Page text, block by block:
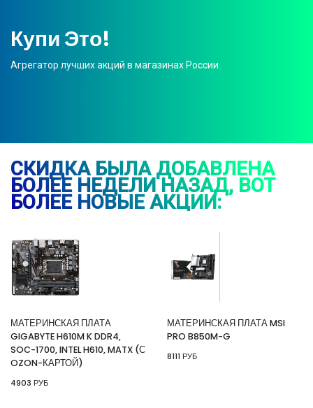
Купи Это!
Агрегатор лучших акций в магазинах России
СКИДКА БЫЛА ДОБАВЛЕНА
БОЛЕЕ НЕДЕЛИ НАЗАД, ВОТ
БОЛЕЕ НОВЫЕ АКЦИИ:
МАТЕРИНСКАЯ ПЛАТА
GIGABYTE H610M K DDR4,
SOC-1700, INTEL H610, MATX (С
OZON-КАРТОЙ)
4903 РУБ
МАТЕРИНСКАЯ ПЛАТА MSI
PRO B850M-G
8111 РУБ